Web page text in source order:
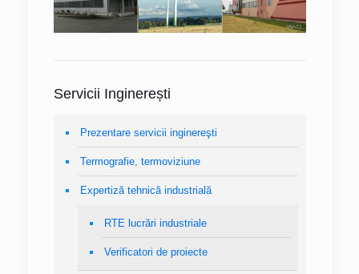
Servicii Inginerești
Prezentare servicii inginereşti
Termografie, termoviziune
Expertiză tehnică industrială
RTE lucrări industriale
Verificatori de proiecte